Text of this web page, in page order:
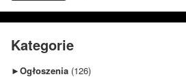
Kategorie
►Ogłoszenia (126)